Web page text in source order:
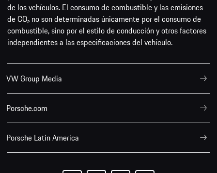
de los vehículos. El consumo de combustible y las emisiones
de CO₂ no son determinadas únicamente por el consumo de
combustible, sino por el estilo de conducción y otros factores
independientes a las especificaciones del vehículo.
VW Group Media
Porsche.com
Porsche Latin America